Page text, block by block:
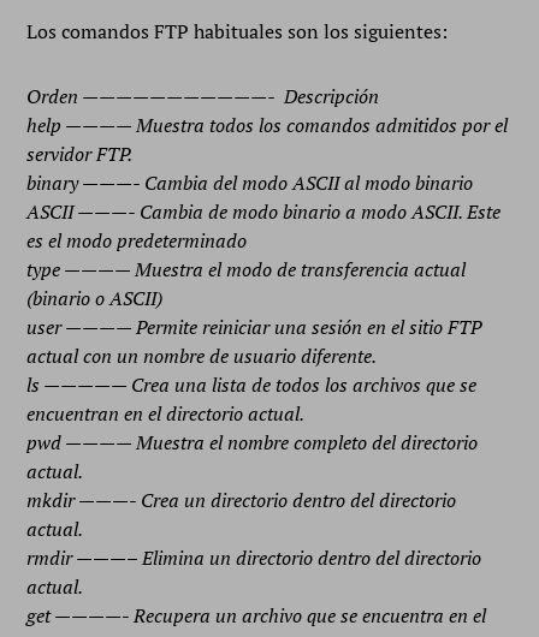
Los comandos FTP habituales son los siguientes:
Orden ———————————- Descripción
help ———— Muestra todos los comandos admitidos por el
servidor FTP.
binary ———- Cambia del modo ASCII al modo binario
ASCII ———- Cambia de modo binario a modo ASCII. Este
es el modo predeterminado
type ———— Muestra el modo de transferencia actual
(binario o ASCII)
user ———— Permite reiniciar una sesión en el sitio FTP
actual con un nombre de usuario diferente.
ls ————— Crea una lista de todos los archivos que se
encuentran en el directorio actual.
pwd ———— Muestra el nombre completo del directorio
actual.
mkdir ———- Crea un directorio dentro del directorio
actual.
rmdir ———– Elimina un directorio dentro del directorio
actual.
get ————- Recupera un archivo que se encuentra en el